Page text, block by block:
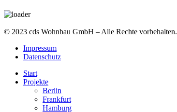
© 2023 cds Wohnbau GmbH – Alle Rechte vorbehalten.
Impressum
Datenschutz
Start
Projekte
Berlin
Frankfurt
Hamburg